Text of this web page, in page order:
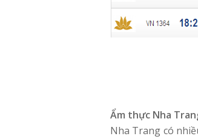
Ẩm thực Nha
Nha Trang có